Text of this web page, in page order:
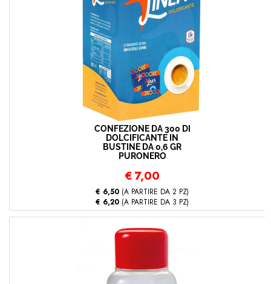
CONFEZIONE DA 300 DI
DOLCIFICANTE IN
BUSTINE DA 0,6 GR
PURONERO
€ 7,00
€ 6,50 (A PARTIRE DA 2 PZ)
€ 6,20 (A PARTIRE DA 3 PZ)